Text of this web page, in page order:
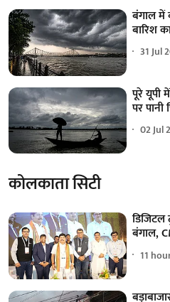
बंगाल में
बारिश
31 Jul
पूरे यूपी
पर पानी
02 Jul
कोलकाता सिटी
डिजिटल
बंगाल,
11